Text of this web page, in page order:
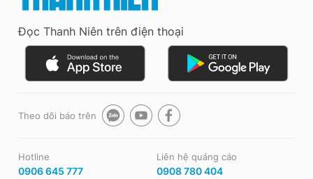
Đọc Thanh Niên trên điện thoại
Theo dõi báo trên
Hotline
0906 645 777
Liên hệ quảng cáo
0908 780 404